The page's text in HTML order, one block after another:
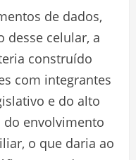
de dados,
desse celular, a
construído
com integrantes
e do alto
do envolvimento
o que daria ao